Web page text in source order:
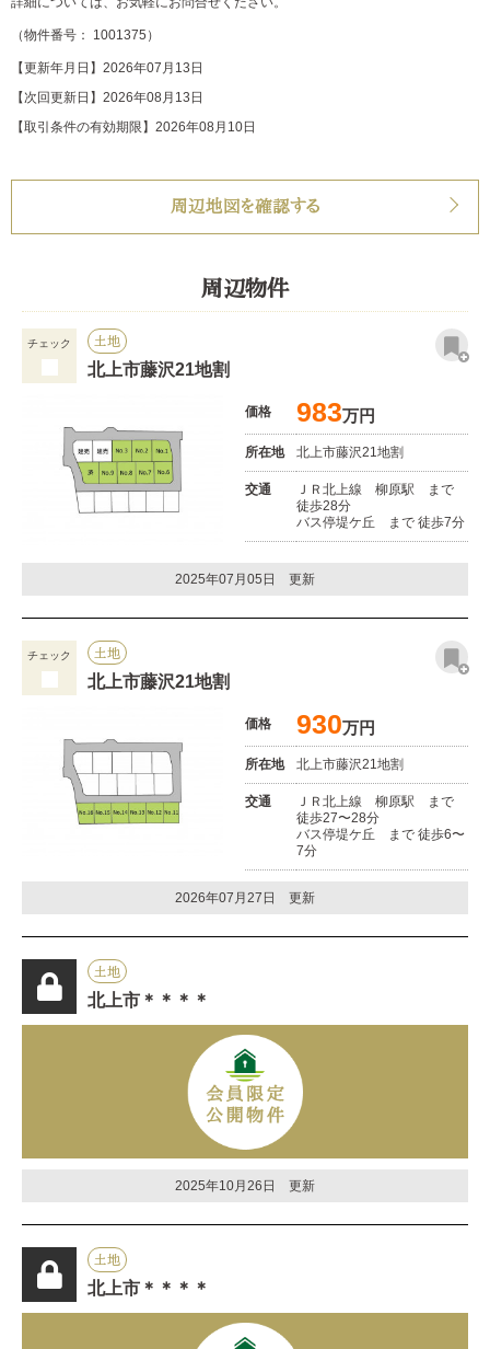
（物件番号： 1001375）
【更新年月日】2026年07月13日
【次回更新日】2026年08月13日
【取引条件の有効期限】2026年08月10日
周辺地図を確認する
周辺物件
チェック 土地
北上市藤沢21地割
価格 983万円
所在地 北上市藤沢21地割
交通
ＪＲ北上線 柳原駅 まで
徒歩28分
バス停堤ケ丘 まで 徒歩7分
2025年07月05日 更新
チェック 土地
北上市藤沢21地割
価格 930万円
所在地 北上市藤沢21地割
交通
ＪＲ北上線 柳原駅 まで
徒歩27〜28分
バス停堤ケ丘 まで 徒歩6〜
7分
2026年07月27日 更新
土地
北上市＊＊＊＊
2025年10月26日 更新
土地
北上市＊＊＊＊